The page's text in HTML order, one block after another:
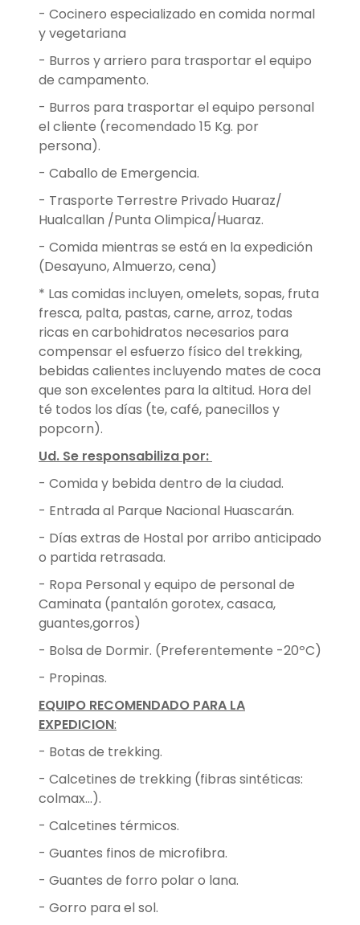
- Cocinero especializado en comida normal
y vegetariana
- Burros y arriero para trasportar el equipo
de campamento.
- Burros para trasportar el equipo personal
el cliente (recomendado 15 Kg. por
persona).
- Caballo de Emergencia.
- Trasporte Terrestre Privado Huaraz/
Hualcallan /Punta Olimpica/Huaraz.
- Comida mientras se está en la expedición
(Desayuno, Almuerzo, cena)
* Las comidas incluyen, omelets, sopas, fruta
fresca, palta, pastas, carne, arroz, todas
ricas en carbohidratos necesarios para
compensar el esfuerzo físico del trekking,
bebidas calientes incluyendo mates de coca
que son excelentes para la altitud. Hora del
té todos los días (te, café, panecillos y
popcorn).
Ud. Se responsabiliza por:
- Comida y bebida dentro de la ciudad.
- Entrada al Parque Nacional Huascarán.
- Días extras de Hostal por arribo anticipado
o partida retrasada.
- Ropa Personal y equipo de personal de
Caminata (pantalón gorotex, casaca,
guantes,gorros)
- Bolsa de Dormir. (Preferentemente -20ºC)
- Propinas.
EQUIPO RECOMENDADO PARA LA
EXPEDICION:
- Botas de trekking.
- Calcetines de trekking (fibras sintéticas:
colmax...).
- Calcetines térmicos.
- Guantes finos de microfibra.
- Guantes de forro polar o lana.
- Gorro para el sol.